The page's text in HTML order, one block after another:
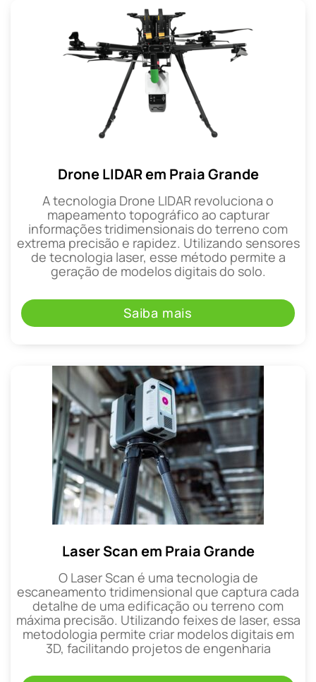
Drone LIDAR em Praia Grande
A tecnologia Drone LIDAR revoluciona o
mapeamento topográfico ao capturar
informações tridimensionais do terreno com
extrema precisão e rapidez. Utilizando sensores
de tecnologia laser, esse método permite a
geração de modelos digitais do solo.
Saiba mais
Laser Scan em Praia Grande
O Laser Scan é uma tecnologia de
escaneamento tridimensional que captura cada
detalhe de uma edificação ou terreno com
máxima precisão. Utilizando feixes de laser, essa
metodologia permite criar modelos digitais em
3D, facilitando projetos de engenharia